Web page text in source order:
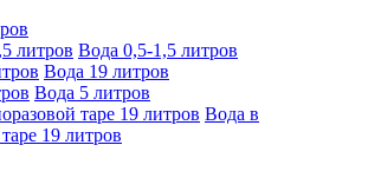
Вода 0,5-1,5 литров
Вода 19 литров
Вода 5 литров
Вода в
19 литров